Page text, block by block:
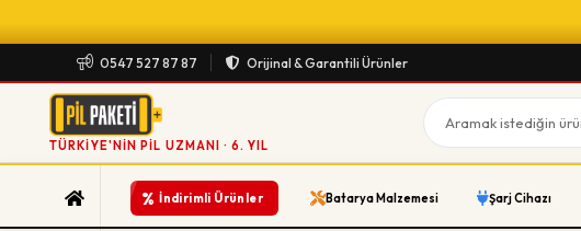
0547 527 87 87 Orijinal & Garantili Ürünler
TÜRKIYE'NIN PIL UZMANI · 6. YIL
% İndirimli Ürünler Batarya Malzemesi Şarj Cihazı